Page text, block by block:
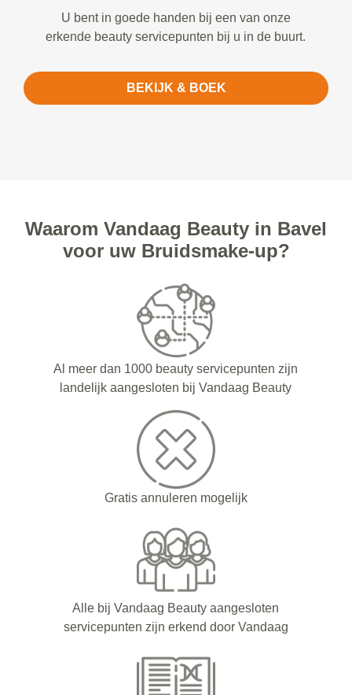
U bent in goede handen bij een van onze
erkende beauty servicepunten bij u in de buurt.
BEKIJK & BOEK
Waarom Vandaag Beauty in Bavel
voor uw Bruidsmake-up?
Al meer dan 1000 beauty servicepunten zijn
landelijk aangesloten bij Vandaag Beauty
Gratis annuleren mogelijk
Alle bij Vandaag Beauty aangesloten
servicepunten zijn erkend door Vandaag